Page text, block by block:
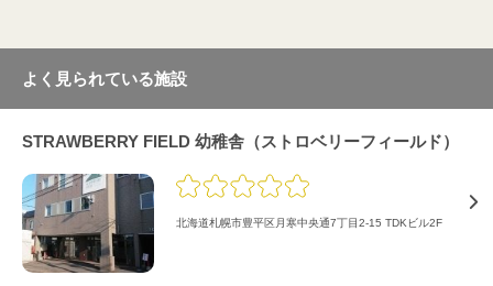
よく見られている施設
STRAWBERRY FIELD 幼稚舎（ストロベリーフィールド）
北海道札幌市豊平区月寒中央通7丁目2-15 TDKビル2F